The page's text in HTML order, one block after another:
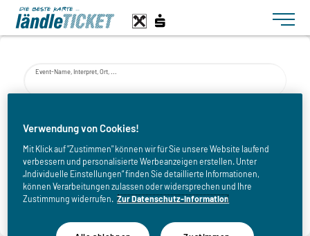
Toggle
Event-Name, Interpret, Ort, ...
bis
Verwendung von Cookies!
Mit Klick auf "Zustimmen" können wir für Sie unsere Website laufend
verbessern und personalisierte Werbeanzeigen erstellen. Unter
„Individuelle Einstellungen“ finden Sie detaillierte Informationen,
können Verarbeitungen zulassen oder widersprechen und Ihre
Zustimmung widerrufen. Zur Datenschutz-Information